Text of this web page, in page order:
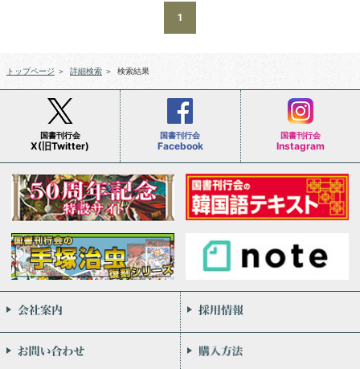
1
トップページ ＞ 詳細検索 ＞ 検索結果
国書刊行会
X(旧Twitter)
国書刊行会
Facebook
国書刊行会
Instagram
会社案内
お問い合わせ